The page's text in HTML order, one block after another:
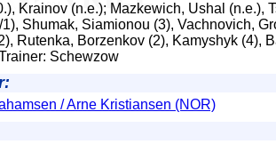
Krainov (n.e.); Mazkewich, Ushal (n.e.),
Shumak, Siamionou (3), Vachnovich,
Rutenka, Borzenkov (2), Kamyshyk (4),
Schewzow
/ Arne Kristiansen (NOR)